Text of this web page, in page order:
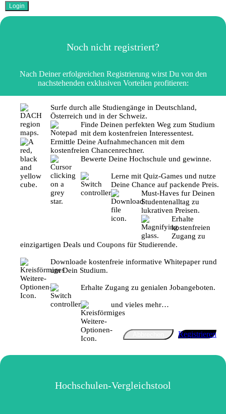
Noch nicht registriert?
Nach Deiner erfolgreichen Registrierung wirst Du von den
nachstehenden exklusiven Vorteilen profitieren:
Surfe durch alle Studiengänge in Deutschland,
Österreich und in der Schweiz.
Finde Deinen perfekten Weg zum Studium
mit dem kostenfreien Interessentest.
Ermittle Deine Aufnahmechancen mit dem
kostenfreien Chancenrechner.
Bewerte Deine Hochschule und gewinne.
Lerne mit Quiz-Games und nutze
Deine Chance auf packende Preis.
Must-Haves fur Deinen
Studentenalltag zu
lukrativen Preisen.
Erhalte
kostenfreien
Zugang zu
einzigartigen Deals und Coupons für Studierende.
Downloade kostenfreie informative Whitepaper rund
um Dein Studium.
Erhalte Zugang zu genialen Jobangeboten.
und vieles mehr…
Registrieren
Hochschulen-Vergleichstool